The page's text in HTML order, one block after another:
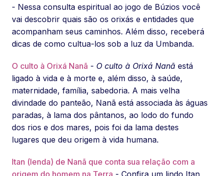
- Nessa consulta espiritual ao jogo de Búzios você
vai descobrir quais são os orixás e entidades que
acompanham seus caminhos. Além disso, receberá
dicas de como cultua-los sob a luz da Umbanda.
O culto à Orixá Nanã - O culto à Orixá Nanã está
ligado à vida e à morte e, além disso, à saúde,
maternidade, família, sabedoria. A mais velha
divindade do panteão, Nanã está associada às águas
paradas, à lama dos pântanos, ao lodo do fundo
dos rios e dos mares, pois foi da lama destes
lugares que deu origem à vida humana.
Itan (lenda) de Nanã que conta sua relação com a
origem do homem na Terra - Confira um lindo Itan